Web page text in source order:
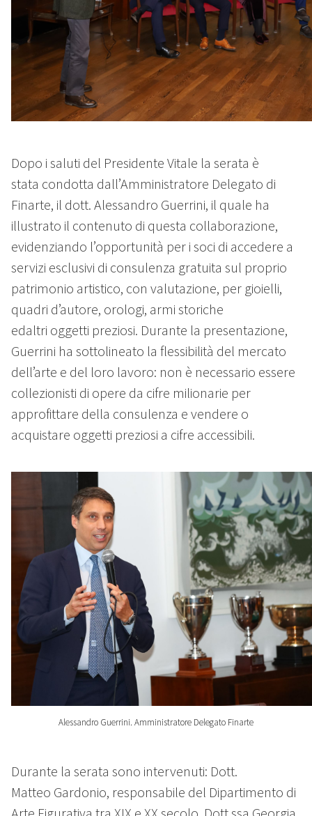
Dopo i saluti del Presidente Vitale la serata è
stata condotta dall’Amministratore Delegato di
Finarte, il dott. Alessandro Guerrini, il quale ha
illustrato il contenuto di questa collaborazione,
evidenziando l’opportunità per i soci di accedere a
servizi esclusivi di consulenza gratuita sul proprio
patrimonio artistico, con valutazione, per gioielli,
quadri d’autore, orologi, armi storiche
edaltri oggetti preziosi. Durante la presentazione,
Guerrini ha sottolineato la flessibilità del mercato
dell’arte e del loro lavoro: non è necessario essere
collezionisti di opere da cifre milionarie per
approfittare della consulenza e vendere o
acquistare oggetti preziosi a cifre accessibili.
Alessandro Guerrini. Amministratore Delegato Finarte
Durante la serata sono intervenuti: Dott.
Matteo Gardonio, responsabile del Dipartimento di